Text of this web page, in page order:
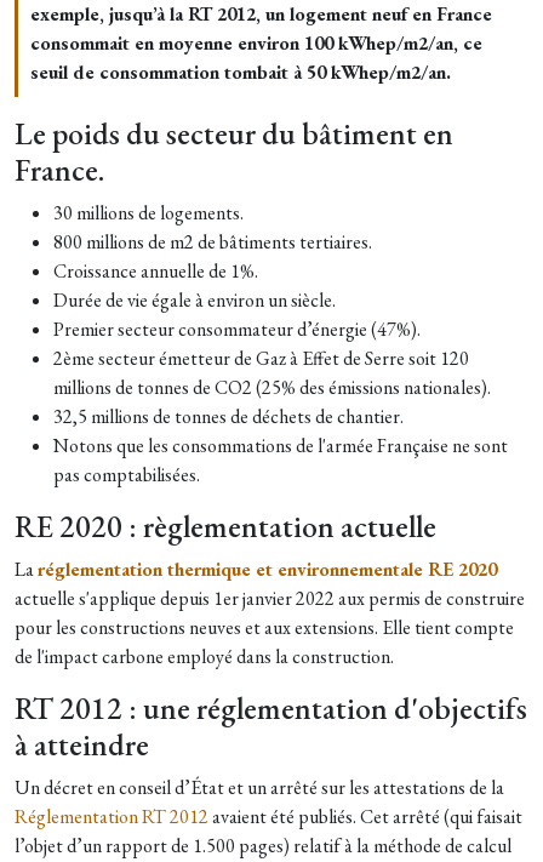
exemple, jusqu’à la RT 2012, un logement neuf en France
consommait en moyenne environ 100 kWhep/m2/an, ce
seuil de consommation tombait à 50 kWhep/m2/an.
Le poids du secteur du bâtiment en
France.
30 millions de logements.
800 millions de m2 de bâtiments tertiaires.
Croissance annuelle de 1%.
Durée de vie égale à environ un siècle.
Premier secteur consommateur d’énergie (47%).
2ème secteur émetteur de Gaz à Effet de Serre soit 120
millions de tonnes de CO2 (25% des émissions nationales).
32,5 millions de tonnes de déchets de chantier.
Notons que les consommations de l'armée Française ne sont
pas comptabilisées.
RE 2020 : règlementation actuelle
Laréglementation thermique et environnementale RE 2020
actuelle s'applique depuis 1er janvier 2022 aux permis de construire
pour les constructions neuves et aux extensions. Elle tient compte
de l'impact carbone employé dans la construction.
RT 2012 : une réglementation d'objectifs
à atteindre
Un décret en conseil d’État et un arrêté sur les attestations de la
Réglementation RT 2012avaient été publiés. Cet arrêté (qui faisait
l’objet d’un rapport de 1.500 pages) relatif à la méthode de calcul